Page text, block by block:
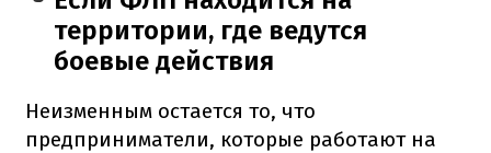
территории, где ведутся
боевые действия
Неизменным остается то, что
предприниматели, которые работают на